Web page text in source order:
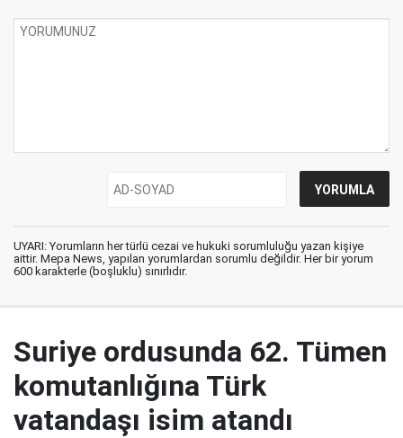
UYARI: Yorumların her türlü cezai ve hukuki sorumluluğu yazan kişiye
aittir. Mepa News, yapılan yorumlardan sorumlu değildir. Her bir yorum
600 karakterle (boşluklu) sınırlıdır.
Suriye ordusunda 62. Tümen
komutanlığına Türk
vatandaşı isim atandı